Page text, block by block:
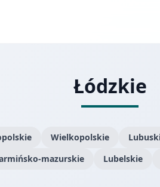
Łódzkie
Wielkopolskie
mazurskie Lubelskie